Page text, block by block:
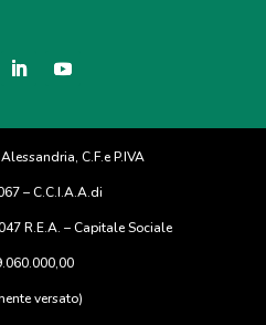
C.F.e P.IVA
– C.C.I.A.A.di
R.E.A. – Capitale Sociale
versato)